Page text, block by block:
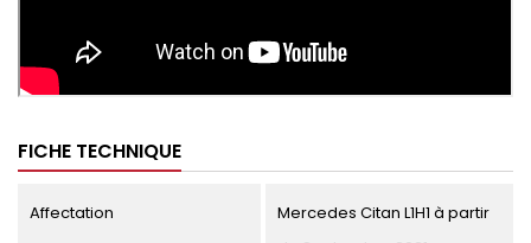
FICHE TECHNIQUE
Affectation
Mercedes Citan L1H1 à partir